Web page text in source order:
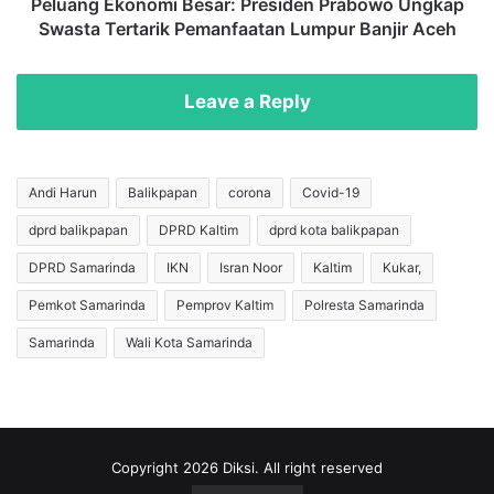
s
i
B
a
k
m
r
P
r
s
Peluang Ekonomi Besar: Presiden Prabowo Ungkap
Swasta Tertarik Pemanfaatan Lumpur Banjir Aceh
Leave a Reply
Andi Harun Balikpapan corona Covid-19
dprd balikpapan DPRD Kaltim dprd kota balikpapan
DPRD Samarinda IKN Isran Noor Kaltim Kukar,
Pemkot Samarinda Pemprov Kaltim Polresta Samarinda
Samarinda Wali Kota Samarinda
Copyright 2026 Diksi. All right reserved